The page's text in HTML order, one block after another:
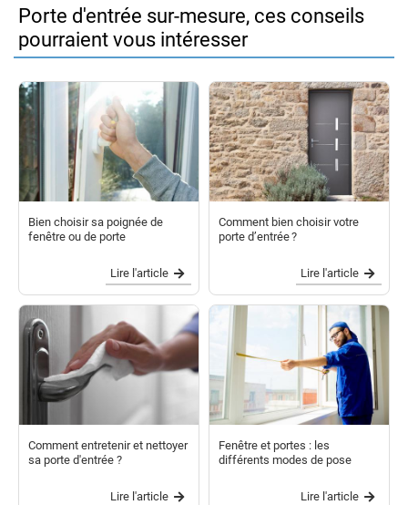
Porte d'entrée sur-mesure, ces conseils
pourraient vous intéresser
Bien choisir sa poignée de
fenêtre ou de porte
Lire l'article
Comment bien choisir votre
porte d’entrée ?
Lire l'article
Comment entretenir et nettoyer
sa porte d'entrée ?
Lire l'article
Fenêtre et portes : les
différents modes de pose
Lire l'article